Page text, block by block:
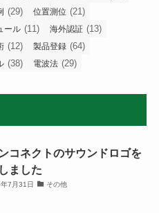
(29) 位置測位 (21)
ール (11) 海外認証 (13)
(12) 製品登録 (64)
(38) 電波法 (29)
コネクトのサウンドロゴを
ました
7月31日 その他